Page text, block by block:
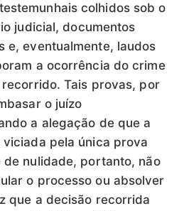
colhidos sob o
judicial, documentos
e, eventualmente, laudos
a ocorrência do crime
Tais provas, por
o juízo
a alegação de que a
pela única prova
de nulidade, portanto, não
o processo ou absolver
que a decisão recorrida